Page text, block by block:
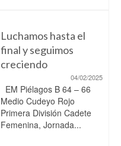
Luchamos hasta el
final y seguimos
creciendo
04/02/2025
EM Piélagos B 64 – 66
Medio Cudeyo Rojo
Primera División Cadete
Femenina, Jornada...